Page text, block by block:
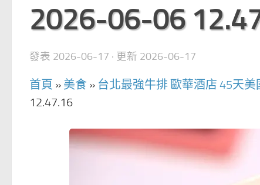
2026-06-06
發表 2026-06-17 · 更新 2026-06-17
首頁 » 美食 » 台北最強牛排 歐華酒店 45天
12.47.16